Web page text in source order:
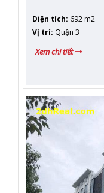
Diện tích: 692 m2
Vị trí: Quận 3
Xem chi tiết